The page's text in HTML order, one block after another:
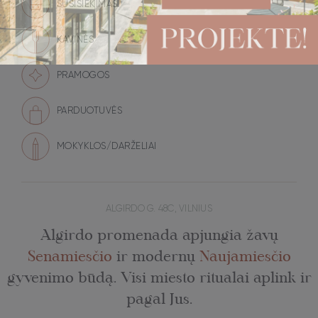
SUSISIEKIMAS
KAVINĖS
PRAMOGOS
PARDUOTUVĖS
MOKYKLOS/DARŽELIAI
ALGIRDO G. 48C, VILNIUS
Algirdo promenada apjungia žavų
Senamiesčio ir modernų Naujamiesčio
gyvenimo būdą. Visi miesto ritualai aplink ir
pagal Jus.